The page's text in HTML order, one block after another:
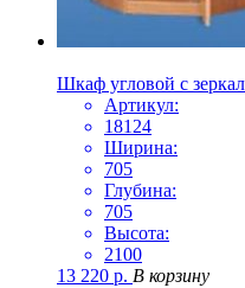
Шкаф угловой с
Артикул:
18124
Ширина:
705
Глубина:
705
Высота:
2100
13 220 р. В корзину